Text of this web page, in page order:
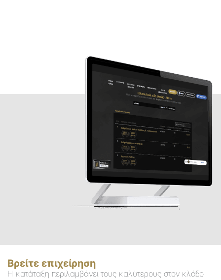
Βρείτε επιχείρηση
Η κατάταξη περιλαμβάνει τους καλύτερους στον κλάδο